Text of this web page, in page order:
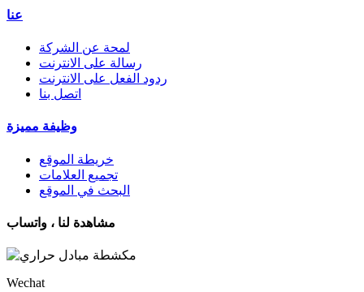
عنا
لمحة عن الشركة
رسالة على الانترنت
ردود الفعل على الانترنت
اتصل بنا
وظيفة مميزة
خريطة الموقع
تجميع العلامات
البحث في الموقع
مشاهدة لنا ، واتساب
Wechat